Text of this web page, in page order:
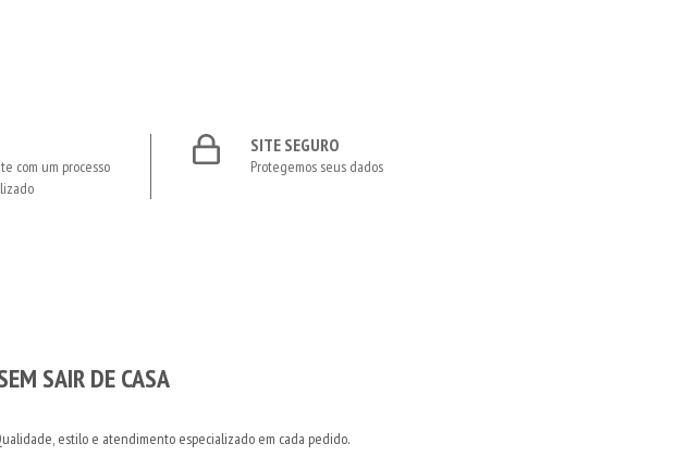
com um processo
SITE SEGURO
Protegemos seus dados
SAIR DE CASA
estilo e atendimento especializado em cada pedido.